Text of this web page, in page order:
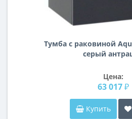
Тумба с раковиной
серый
Цена:
63 017 ₽
Купить